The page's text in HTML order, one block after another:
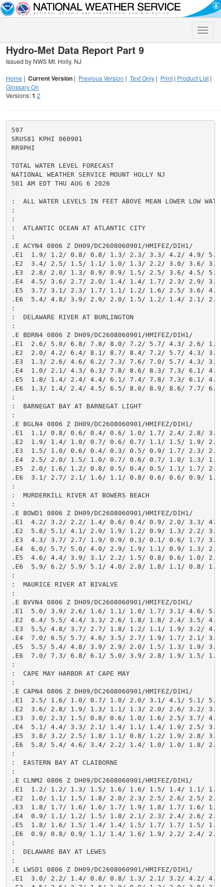
Toggle
Hydro-Met Data Report Part 9
Issued by NWS Mt. Holly, NJ
Home | Current Version | Previous Version | Text Only | Print | Product List |
Glossary On
Versions:1 2
597
SRUS81 KPHI 060901
RR9PHI
TOTAL WATER LEVEL FORECAST
NATIONAL WEATHER SERVICE MOUNT HOLLY NJ
501 AM EDT THU AUG 6 2026
:  ALL WATER LEVELS IN FEET ABOVE MEAN LOWER LOW
:
:
:  ATLANTIC OCEAN AT ATLANTIC CITY
:
.E ACYN4 0806 Z DH09/DC2608060901/HMIFEZ/DIH1/
.E1  1.9/ 1.2/ 0.8/ 0.8/ 1.3/ 2.3/ 3.3/ 4.2/ 4.9/
.E2  3.4/ 2.5/ 1.5/ 1.1/ 1.0/ 1.3/ 2.2/ 3.0/ 3.6/
.E3  2.8/ 2.0/ 1.3/ 0.9/ 0.9/ 1.5/ 2.5/ 3.6/ 4.5/
.E4  4.5/ 3.6/ 2.7/ 2.0/ 1.4/ 1.4/ 1.7/ 2.3/ 2.9/
.E5  3.7/ 3.1/ 2.3/ 1.7/ 1.1/ 1.2/ 1.6/ 2.5/ 3.6/
.E6  5.4/ 4.8/ 3.9/ 2.9/ 2.0/ 1.5/ 1.2/ 1.4/ 2.1/
:
:  DELAWARE RIVER AT BURLINGTON
:
.E BDRN4 0806 Z DH09/DC2608060901/HMIFEZ/DIH1/
.E1  2.6/ 5.0/ 6.8/ 7.8/ 8.0/ 7.2/ 5.7/ 4.3/ 2.6/
.E2  2.0/ 4.2/ 6.4/ 8.1/ 8.7/ 8.4/ 7.2/ 5.7/ 4.3/
.E3  1.3/ 2.6/ 4.6/ 6.2/ 7.3/ 7.6/ 7.0/ 5.7/ 4.3/
.E4  1.0/ 2.1/ 4.3/ 6.3/ 7.8/ 8.6/ 8.3/ 7.3/ 6.1/
.E5  1.8/ 1.4/ 2.4/ 4.4/ 6.1/ 7.4/ 7.8/ 7.3/ 6.1/
.E6  1.3/ 1.4/ 2.4/ 4.5/ 6.5/ 8.0/ 8.9/ 8.6/ 7.7/
:
:  BARNEGAT BAY AT BARNEGAT LIGHT
:
.E BGLN4 0806 Z DH09/DC2608060901/HMIFEZ/DIH1/
.E1  1.1/ 0.8/ 0.6/ 0.4/ 0.6/ 1.0/ 1.7/ 2.4/ 2.8/
.E2  1.9/ 1.4/ 1.0/ 0.7/ 0.6/ 0.7/ 1.1/ 1.5/ 1.9/
.E3  1.5/ 1.0/ 0.6/ 0.4/ 0.3/ 0.5/ 0.9/ 1.7/ 2.3/
.E4  2.5/ 2.0/ 1.5/ 1.0/ 0.7/ 0.6/ 0.7/ 1.0/ 1.3/
.E5  2.0/ 1.6/ 1.2/ 0.8/ 0.5/ 0.4/ 0.5/ 1.1/ 1.7/
.E6  3.1/ 2.7/ 2.1/ 1.6/ 1.1/ 0.8/ 0.6/ 0.6/ 0.9/
:
:  MURDERKILL RIVER AT BOWERS BEACH
:
.E BOWD1 0806 Z DH09/DC2608060901/HMIFEZ/DIH1/
.E1  4.2/ 3.2/ 2.2/ 1.4/ 0.6/ 0.4/ 0.9/ 2.0/ 3.3/
.E2  5.8/ 5.1/ 4.1/ 2.9/ 1.9/ 1.2/ 0.9/ 1.3/ 2.2/
.E3  4.3/ 3.7/ 2.7/ 1.9/ 0.9/ 0.3/ 0.1/ 0.6/ 1.7/
.E4  6.0/ 5.7/ 5.0/ 4.0/ 2.9/ 1.9/ 1.1/ 0.9/ 1.3/
.E5  4.6/ 4.4/ 3.9/ 3.1/ 2.2/ 1.5/ 0.8/ 0.6/ 1.0/
.E6  5.9/ 6.2/ 5.9/ 5.1/ 4.0/ 2.8/ 1.8/ 1.1/ 0.8/
:
:  MAURICE RIVER AT BIVALVE
:
.E BVVN4 0806 Z DH09/DC2608060901/HMIFEZ/DIH1/
.E1  5.0/ 3.9/ 2.6/ 1.6/ 1.1/ 1.0/ 1.7/ 3.1/ 4.6/
.E2  6.4/ 5.5/ 4.4/ 3.3/ 2.6/ 1.8/ 1.8/ 2.4/ 3.5/
.E3  5.5/ 4.8/ 3.7/ 2.7/ 1.8/ 1.2/ 1.1/ 1.9/ 3.2/
.E4  7.0/ 6.5/ 5.7/ 4.6/ 3.5/ 2.7/ 1.9/ 1.7/ 2.1/
.E5  5.5/ 5.4/ 4.8/ 3.9/ 2.9/ 2.0/ 1.5/ 1.3/ 1.9/
.E6  7.0/ 7.3/ 6.8/ 6.1/ 5.0/ 3.9/ 2.8/ 1.9/ 1.5/
:
:  CAPE MAY HARBOR AT CAPE MAY
:
.E CAPN4 0806 Z DH09/DC2608060901/HMIFEZ/DIH1/
.E1  2.5/ 1.6/ 1.0/ 0.7/ 1.0/ 2.0/ 3.1/ 4.1/ 5.1/
.E2  3.6/ 2.8/ 1.9/ 1.3/ 1.1/ 1.3/ 2.0/ 2.6/ 3.2/
.E3  3.0/ 2.3/ 1.5/ 0.8/ 0.6/ 1.0/ 1.6/ 2.5/ 3.7/
.E4  5.1/ 4.4/ 3.3/ 2.1/ 1.4/ 1.1/ 1.4/ 1.9/ 2.5/
.E5  3.8/ 3.2/ 2.5/ 1.8/ 1.1/ 0.8/ 1.2/ 1.9/ 2.8/
.E6  5.8/ 5.4/ 4.6/ 3.4/ 2.2/ 1.4/ 1.0/ 1.0/ 1.8/
:
:  EASTERN BAY AT CLAIBORNE
:
.E CLNM2 0806 Z DH09/DC2608060901/HMIFEZ/DIH1/
.E1  1.2/ 1.2/ 1.3/ 1.5/ 1.6/ 1.6/ 1.5/ 1.4/ 1.1/
.E2  1.0/ 1.1/ 1.5/ 1.8/ 2.0/ 2.3/ 2.5/ 2.6/ 2.5/
.E3  1.8/ 1.7/ 1.6/ 1.6/ 1.7/ 1.9/ 1.8/ 1.7/ 1.6/
.E4  0.9/ 1.1/ 1.2/ 1.5/ 1.8/ 2.1/ 2.3/ 2.4/ 2.6/
.E5  1.8/ 1.6/ 1.5/ 1.4/ 1.4/ 1.5/ 1.7/ 1.7/ 1.5/
.E6  0.9/ 0.8/ 0.9/ 1.1/ 1.4/ 1.6/ 1.9/ 2.2/ 2.4/
:
:  DELAWARE BAY AT LEWES
:
.E LWSD1 0806 Z DH09/DC2608060901/HMIFEZ/DIH1/
.E1  3.0/ 2.2/ 1.4/ 0.8/ 0.8/ 1.3/ 2.1/ 3.2/ 4.2/